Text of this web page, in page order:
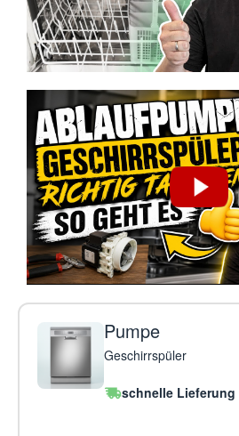
Pumpe
Geschirrspüler
schnelle Lieferung